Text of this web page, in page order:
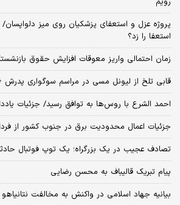
پروژه عزل و استعفای پزشکیان روی میز
استعفا را زد؟
زمان احتمالی واریز معوقات افزایش حقوق
قابی تلخ از لیونل مسی در مراسم سوگواری
احمد الشرع با روس‌ها به توافق رسید/ جزئیات
جزئیات اعمال محدودیت برق در جنوب کشور از فردا
تصادف عجیب در یک بزرگراه؛ یک توپ فوتبال
پیام تبریک قالیباف به محسن رضایی
بیانیه جهاد اسلامی در واکنش به مخالفت نتانیاهو با ۱۵ بند